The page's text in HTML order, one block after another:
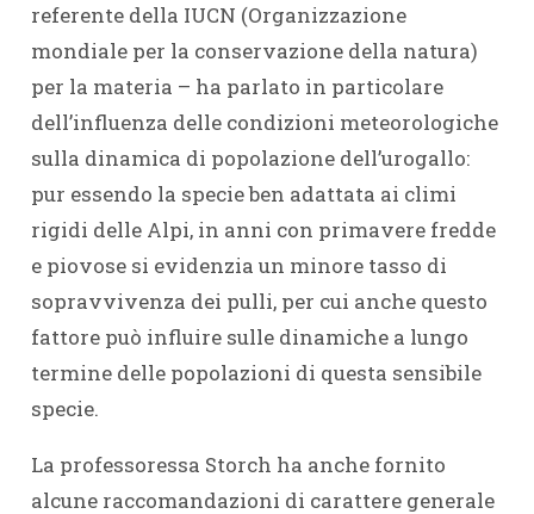
referente della IUCN (Organizzazione
mondiale per la conservazione della natura)
per la materia – ha parlato in particolare
dell’influenza delle condizioni meteorologiche
sulla dinamica di popolazione dell’urogallo:
pur essendo la specie ben adattata ai climi
rigidi delle Alpi, in anni con primavere fredde
e piovose si evidenzia un minore tasso di
sopravvivenza dei pulli, per cui anche questo
fattore può influire sulle dinamiche a lungo
termine delle popolazioni di questa sensibile
specie.
La professoressa Storch ha anche fornito
alcune raccomandazioni di carattere generale